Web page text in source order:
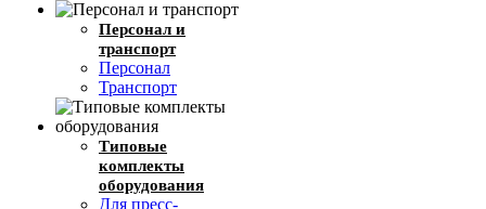
Персонал и
транспорт
Персонал
Транспорт
Типовые
комплекты
оборудования
Для пресс-